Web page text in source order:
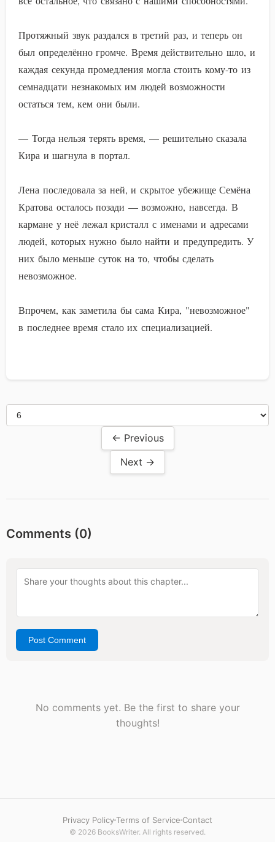
Протяжный звук раздался в третий раз, и теперь он
был определённо громче. Время действительно шло, и
каждая секунда промедления могла стоить кому-то из
семнадцати незнакомых им людей возможности
остаться тем, кем они были.
— Тогда нельзя терять время, — решительно сказала
Кира и шагнула в портал.
Лена последовала за ней, и скрытое убежище Семёна
Кратова осталось позади — возможно, навсегда. В
кармане у неё лежал кристалл с именами и адресами
людей, которых нужно было найти и предупредить. У
них было меньше суток на то, чтобы сделать
невозможное.
Впрочем, как заметила бы сама Кира, "невозможное"
в последнее время стало их специализацией.
← Previous
Next →
Comments (0)
Post Comment
No comments yet. Be the first to share your
thoughts!
Privacy PolicyTerms of Service Contact
© 2026 BooksWriter. All rights reserved.